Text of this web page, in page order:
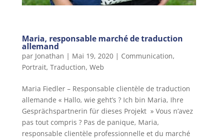
Maria, responsable marché de traduction
allemand
par Jonathan | Mai 19, 2020| Communication,
Portrait, Traduction, Web
Maria Fiedler – Responsable clientèle de traduction
allemande « Hallo, wie geht’s ? Ich bin Maria, Ihre
Gesprächspartnerin für dieses Projekt » Vous n’avez
pas tout compris ? Pas de panique, Maria,
responsable clientèle professionnelle et du marché